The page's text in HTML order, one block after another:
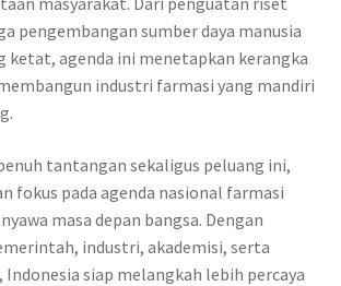
pengembangan sumber daya manusia
ketat, agenda ini menetapkan kerangka
industri farmasi yang mandiri
tantangan sekaligus peluang ini,
fokus pada agenda nasional farmasi
masa depan bangsa. Dengan
industri, akademisi, serta
Indonesia siap melangkah lebih percaya